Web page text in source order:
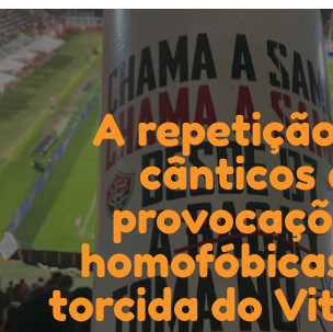
A
cânticos
torcida do